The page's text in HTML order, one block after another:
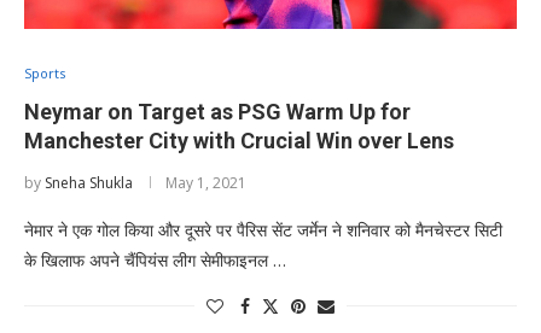
Sports
Neymar on Target as PSG Warm Up for
Manchester City with Crucial Win over Lens
by Sneha Shukla May 1, 2021
नेमार ने एक गोल किया और दूसरे पर पैरिस सेंट जर्मेन ने शनिवार को मैनचेस्टर सिटी
के खिलाफ अपने चैंपियंस लीग सेमीफाइनल …